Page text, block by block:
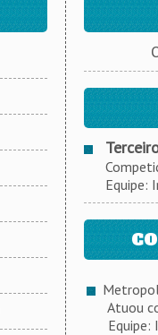
Equipe:
Atuou
Equipe: